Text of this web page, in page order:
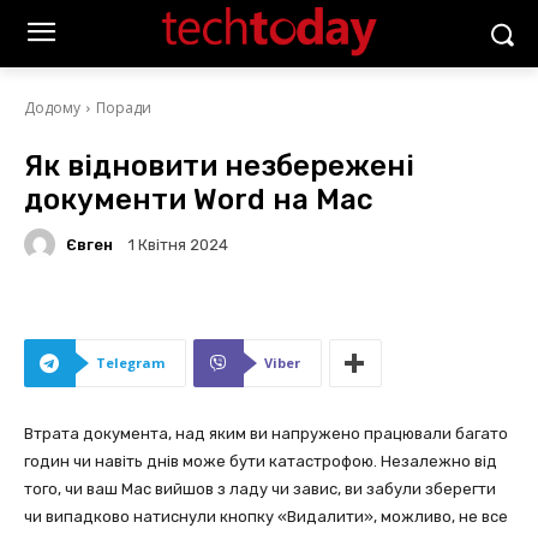
Додому Поради
Як відновити незбережені
документи Word на Mac
Євген 1 Квітня 2024
Telegram Viber
Втрата документа, над яким ви напружено працювали багато
годин чи навіть днів може бути катастрофою. Незалежно від
того, чи ваш Mac вийшов з ладу чи завис, ви забули зберегти
чи випадково натиснули кнопку «Видалити», можливо, не все